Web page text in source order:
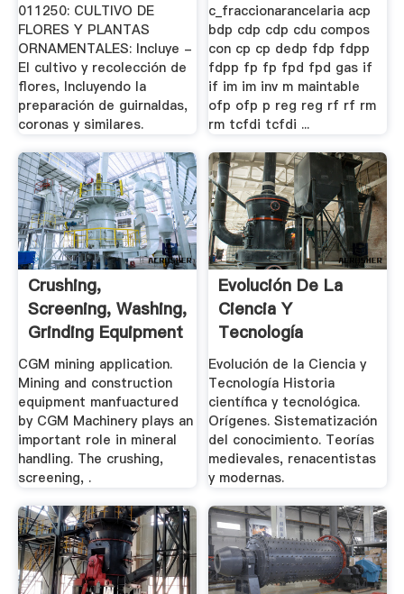
011250: CULTIVO DE
FLORES Y PLANTAS
ORNAMENTALES: Incluye -
El cultivo y recolección de
flores, Incluyendo la
preparación de guirnaldas,
coronas y similares.
c_fraccionarancelaria acp
bdp cdp cdp cdu compos
con cp cp dedp fdp fdpp
fdpp fp fp fpd fpd gas if
if im im inv m maintable
ofp ofp p reg reg rf rf rm
rm tcfdi tcfdi ...
Crushing,
Screening, Washing,
Grinding Equipment
.
CGM mining application.
Mining and construction
equipment manfuactured
by CGM Machinery plays an
important role in mineral
handling. The crushing,
screening, .
Evolución De La
Ciencia Y
Tecnología
Evolución de la Ciencia y
Tecnología Historia
científica y tecnológica.
Orígenes. Sistematización
del conocimiento. Teorías
medievales, renacentistas
y modernas.